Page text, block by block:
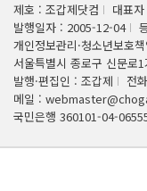
제호 : 조갑제닷컴
대표
발행일자 : 2005-12-04
개인정보관리·청소년보호
서울특별시 종로구 신문로
발행·편집인 : 조갑제
전
메일 :
국민은행 360101-04-